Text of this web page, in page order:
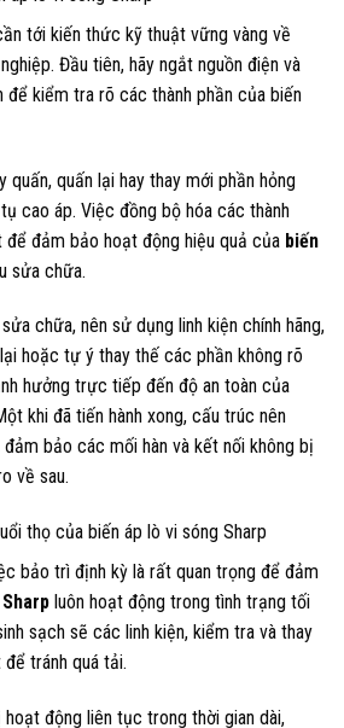
tới kiến thức kỹ thuật vững vàng về
Đầu tiên, hãy ngắt nguồn điện và
để kiểm tra rõ các thành phần của biến
quấn, quấn lại hay thay mới phần hỏng
cao áp. Việc đồng bộ hóa các thành
đảm bảo hoạt động hiệu quả của biến
sửa chữa.
chữa, nên sử dụng linh kiện chính hãng,
hoặc tự ý thay thế các phần không rõ
hưởng trực tiếp đến độ an toàn của
khi đã tiến hành xong, cấu trúc nên
bảo các mối hàn và kết nối không bị
về sau.
thọ của biến áp lò vi sóng Sharp
bảo trì định kỳ là rất quan trọng để đảm
luôn hoạt động trong tình trạng tối
sạch sẽ các linh kiện, kiểm tra và thay
tránh quá tải.
động liên tục trong thời gian dài,